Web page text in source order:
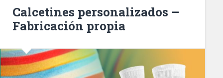
Calcetines personalizados –
Fabricación propia